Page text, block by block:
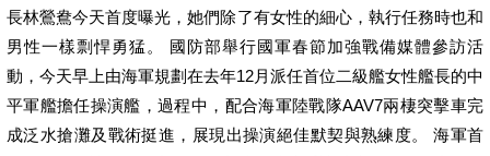
長林鶯鴦今天首度曝光，她們除了有女性的細心，執行任務時也和
男性一樣剽悍勇猛。 國防部舉行國軍春節加強戰備媒體參訪活
動，今天早上由海軍規劃在去年12月派任首位二級艦女性艦長的中
平軍艦擔任操演艦，過程中，配合海軍陸戰隊AAV7兩棲突擊車完
成泛水搶灘及戰術挺進，展現出操演絕佳默契與熟練度。 海軍首